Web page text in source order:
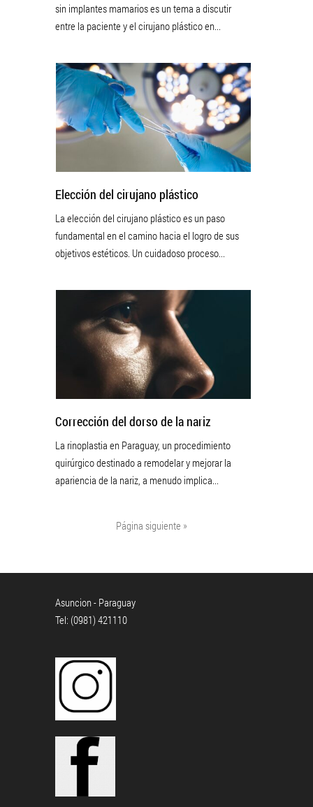
sin implantes mamarios es un tema a discutir
entre la paciente y el cirujano plástico en...
Elección del cirujano plástico
La elección del cirujano plástico es un paso
fundamental en el camino hacia el logro de sus
objetivos estéticos. Un cuidadoso proceso...
Corrección del dorso de la nariz
La rinoplastia en Paraguay, un procedimiento
quirúrgico destinado a remodelar y mejorar la
apariencia de la nariz, a menudo implica...
Página siguiente »
Asuncion - Paraguay
Tel: (0981) 421110